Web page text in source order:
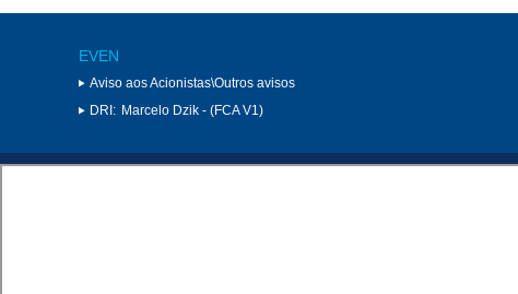
EVEN
Aviso aos Acionistas\Outros avisos
DRI: Marcelo Dzik - (FCA V1)